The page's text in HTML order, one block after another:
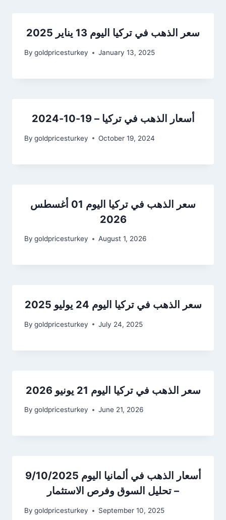
سعر الذهب في تركيا اليوم 13 يناير 2025
By goldpricesturkey January 13, 2025
أسعار الذهب في تركيا – 19-10-2024
By goldpricesturkey October 19, 2024
سعر الذهب في تركيا اليوم 01 أغسطس
2026
By goldpricesturkey August 1, 2026
سعر الذهب في تركيا اليوم 24 يوليو 2025
By goldpricesturkey July 24, 2025
سعر الذهب في تركيا اليوم 21 يونيو 2026
By goldpricesturkey June 21, 2026
أسعار الذهب في ألمانيا اليوم 9/10/2025
– تحليل السوق وفرص الاستثمار
By goldpricesturkey September 10, 2025